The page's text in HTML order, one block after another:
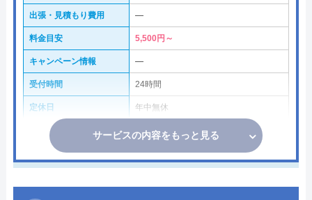
出張・見積もり費用 ―
料金目安 5,500円～
キャンペーン情報 ―
受付時間 24時間
定休日 年中無休
サービスの内容をもっと見る